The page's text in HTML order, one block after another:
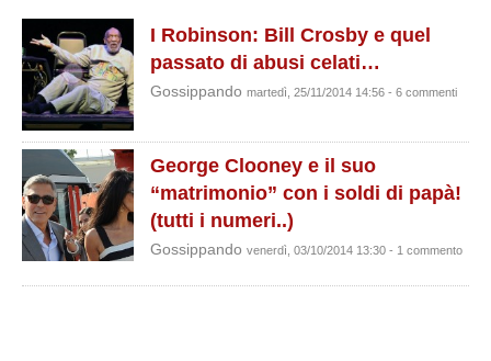
I Robinson: Bill Crosby e quel
passato di abusi celati…
Gossippando martedì, 25/11/2014 14:56 - 6 commenti
George Clooney e il suo
“matrimonio” con i soldi di papà!
(tutti i numeri..)
Gossippando venerdì, 03/10/2014 13:30 - 1 commento